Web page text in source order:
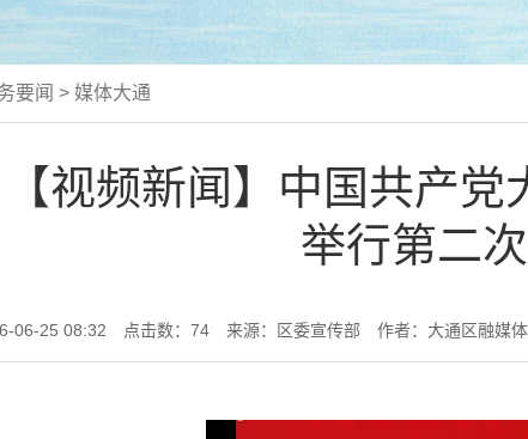
要闻 > 媒体大通
【视频新闻】中国共产
举行第二
06-25 08:32 点击数： 74 来源：区委宣传部 作者：大通区融媒